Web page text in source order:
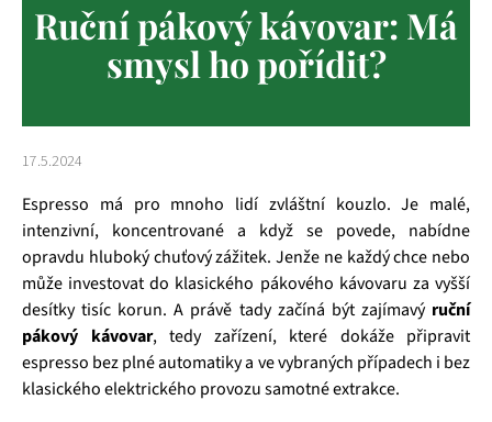
Ruční pákový kávovar: Má
smysl ho pořídit?
17.5.2024
Espresso má pro mnoho lidí zvláštní kouzlo. Je malé,
intenzivní, koncentrované a když se povede, nabídne
opravdu hluboký chuťový zážitek. Jenže ne každý chce nebo
může investovat do klasického pákového kávovaru za vyšší
desítky tisíc korun. A právě tady začíná být zajímavý ruční
pákový kávovar, tedy zařízení, které dokáže připravit
espresso bez plné automatiky a ve vybraných případech i bez
klasického elektrického provozu samotné extrakce.